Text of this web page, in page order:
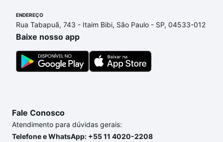
Se ainda tem alguma dúvida dos custos envolvidos
no processo de compra, veja em nosso portal
quanto custa comprar um apartamento
a gente para comprar o imóvel dos seus sonhos
com segurança e conforto. Loft, com você até as
ENDEREÇO
Rua Tabapuã, 743 - Itaim Bibi, São Paulo - SP, 04533-012
Baixe nosso app
Fale Conosco
Atendimento para dúvidas gerais:
Telefone e WhatsApp: +55 11 4020-2208